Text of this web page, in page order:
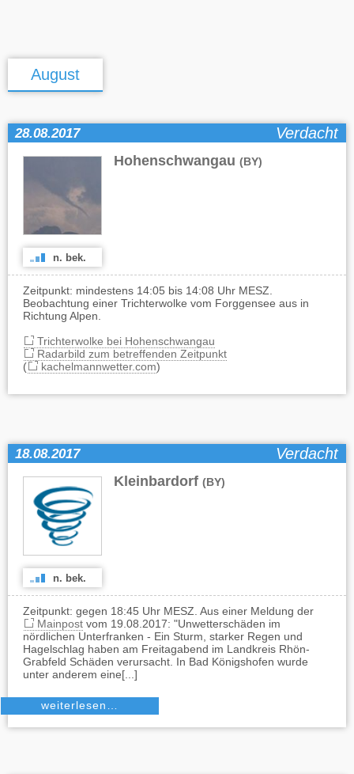
August
28.08.2017 Verdacht
Hohenschwangau (BY)
n. bek.
Zeitpunkt: mindestens 14:05 bis 14:08 Uhr MESZ.
Beobachtung einer Trichterwolke vom Forggensee aus in
Richtung Alpen.
Trichterwolke bei Hohenschwangau
Radarbild zum betreffenden Zeitpunkt
(
kachelmannwetter.com)
18.08.2017 Verdacht
Kleinbardorf (BY)
n. bek.
Zeitpunkt: gegen 18:45 Uhr MESZ. Aus einer Meldung der
Mainpostvom 19.08.2017: "Unwetterschäden im
nördlichen Unterfranken - Ein Sturm, starker Regen und
Hagelschlag haben am Freitagabend im Landkreis Rhön-
Grabfeld Schäden verursacht. In Bad Königshofen wurde
unter anderem eine[...]
weiterlesen…